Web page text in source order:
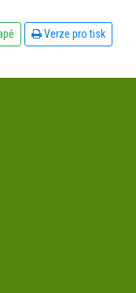
Verze pro tisk